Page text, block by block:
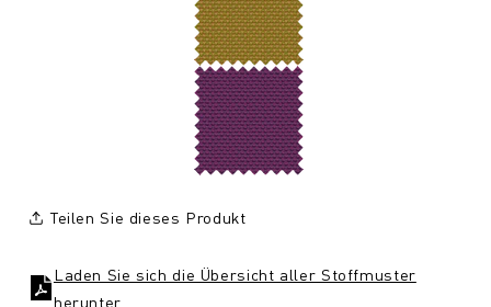
Teilen Sie dieses Produkt
Laden Sie sich die Übersicht aller Stoffmuster
herunter